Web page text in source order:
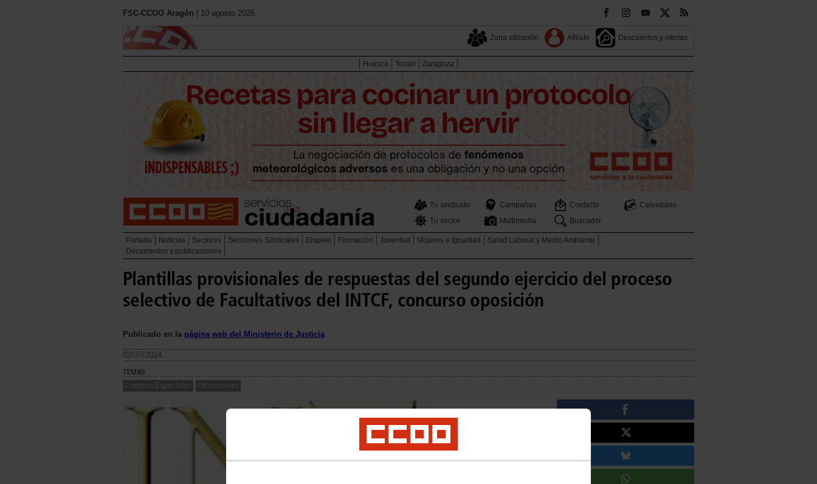
FSC-CCOO Aragón | 10 agosto 2026.
Zona afiliación Afiliate Descuentos y ofertas
Huesca Teruel Zaragoza
Tu sindicato Campañas Contacto
Calendario
Tu sector
Multimedia Buscador
Portada Noticias Sectores Secciones Sindicales Empleo Formación Juventud Mujeres e Igualdad
Salud Laboral y Medio Ambiente
Documentos y publicaciones
Plantillas provisionales de respuestas del segundo ejercicio del proceso
selectivo de Facultativos del INTCF, concurso oposición
Publicado en la página web del Ministerio de Justicia
02/07/2024.
TEMAS
Cuerpos Especiales Oposiciones